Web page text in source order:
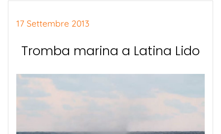
17 Settembre 2013
Tromba marina a Latina Lido